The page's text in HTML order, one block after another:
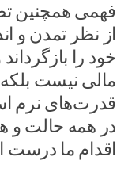
فهمی همچنین
از نظر تمدن و
خود را
مالی نیست
قدرت‌های نرم
در همه حالت و
اقدام ما